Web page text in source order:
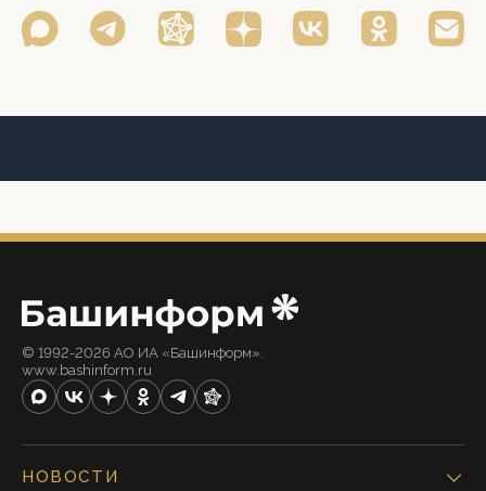
© 1992-2026 АО ИА «Башинформ».
www.bashinform.ru
НОВОСТИ